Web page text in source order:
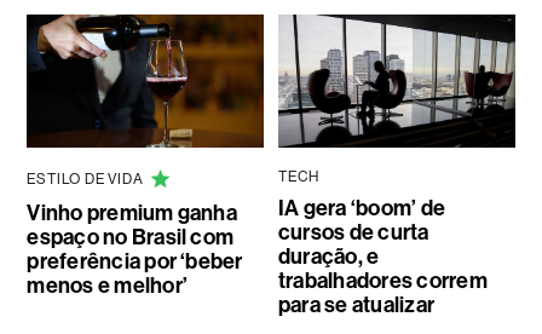
ESTILO DE VIDA
Vinho premium ganha
espaço no Brasil com
preferência por ‘beber
menos e melhor’
TECH
IA gera ‘boom’ de
cursos de curta
duração, e
trabalhadores correm
para se atualizar